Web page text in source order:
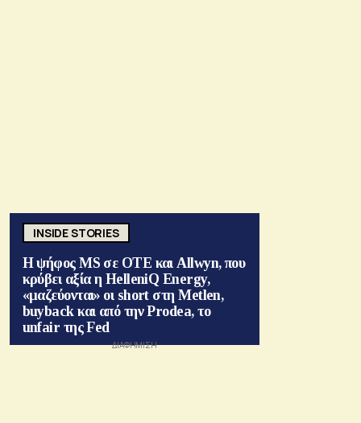
INSIDE STORIES
Η ψήφος MS σε ΟΤΕ και Allwyn, που
κρύβει αξία η HelleniQ Energy,
«μαζεύονται» οι short στη Metlen,
buyback και από την Prodea, το
unfair της Fed